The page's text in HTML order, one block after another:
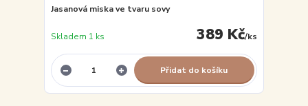
Jasanová miska ve tvaru sovy
389 Kč/ks
Skladem 1 ks
Přidat do košíku